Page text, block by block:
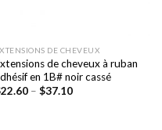
DE CHEVEUX
de cheveux à ruban
en 1B# noir cassé
22.60– $37.10